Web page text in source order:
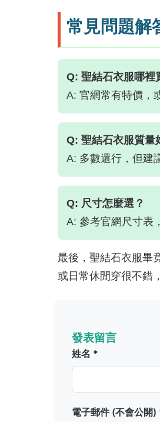
常見問題解
Q: 聖結石衣服哪裡
A: 官網常有特價，
Q: 聖結石衣服質量
A: 多數還行，但建
Q: 尺寸怎麼選？
A: 參考官網尺寸表
最後，聖結石衣服畢
或日常休閒穿很不錯
發表留言
姓名 *
電子郵件 (不會公開)